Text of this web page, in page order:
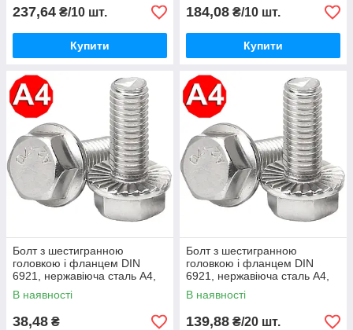
237,64 ₴/10 шт.
Купити
184,08 ₴/10 шт.
Купити
Болт з шестигранною
головкою і фланцем DIN
6921, нержавіюча сталь А4,
М10 X 35
В наявності
38,48 ₴
Болт з шестигранною
головкою і фланцем DIN
6921, нержавіюча сталь А4,
М5 X 16
В наявності
139,88 ₴/20 шт.